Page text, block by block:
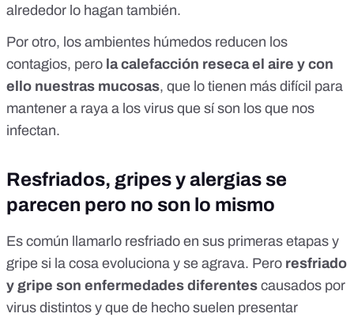
alrededor lo hagan también.
Por otro, los ambientes húmedos reducen los
contagios, pero la calefacción reseca el aire y con
ello nuestras mucosas, que lo tienen más difícil para
mantener a raya a los virus que sí son los que nos
infectan.
Resfriados, gripes y alergias se
parecen pero no son lo mismo
Es común llamarlo resfriado en sus primeras etapas y
gripe si la cosa evoluciona y se agrava. Pero resfriado
y gripe son enfermedades diferentes causados por
virus distintos y que de hecho suelen presentar